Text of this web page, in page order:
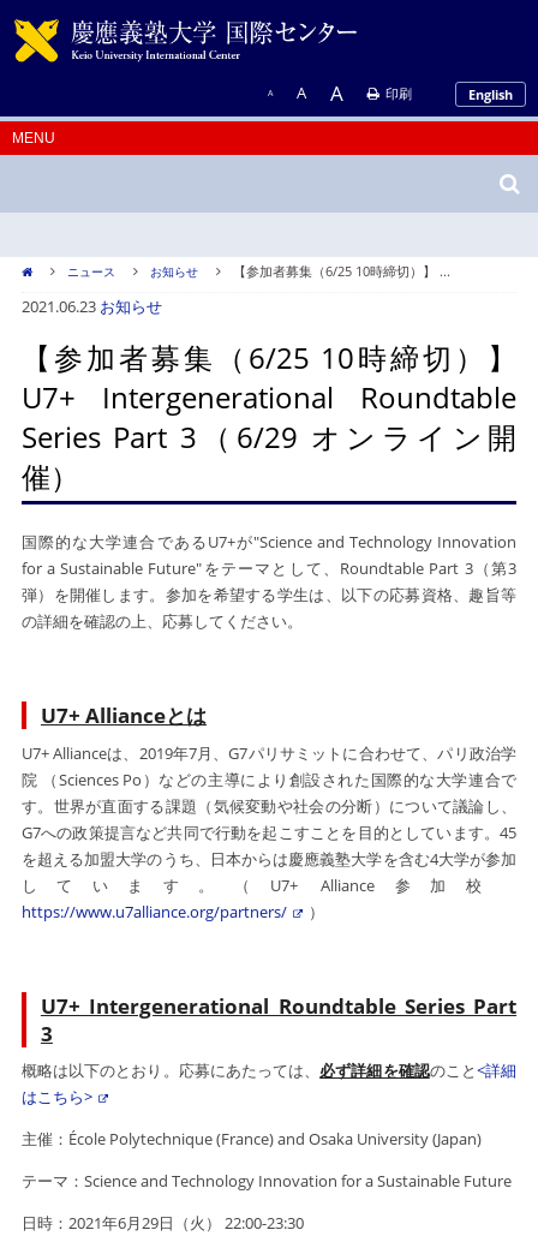
A A A 印刷 English
ニュース お知らせ 【参加者募集（6/25 10時締切）】 ...
2021.06.23 お知らせ
【参加者募集（6/25 10時締切）】
U7+ Intergenerational Roundtable
Series Part 3（6/29 オンライン開
催）
国際的な大学連合であるU7+が"Science and Technology Innovation
for a Sustainable Future"をテーマとして、Roundtable Part 3（第3
弾）を開催します。参加を希望する学生は、以下の応募資格、趣旨等
の詳細を確認の上、応募してください。
U7+ Allianceとは
U7+ Allianceは、2019年7月、G7パリサミットに合わせて、パリ政治学
院 （Sciences Po）などの主導により創設された国際的な大学連合で
す。世界が直面する課題（気候変動や社会の分断）について議論し、
G7への政策提言など共同で行動を起こすことを目的としています。45
を超える加盟大学のうち、日本からは慶應義塾大学を含む4大学が参加
しています。（U7+ Alliance参加校
https://www.u7alliance.org/partners/
）
U7+ Intergenerational Roundtable Series Part
3
概略は以下のとおり。応募にあたっては、 必ず詳細を確認のこと<詳細
はこちら>
主催：École Polytechnique (France) and Osaka University (Japan)
テーマ：Science and Technology Innovation for a Sustainable Future
日時：2021年6月29日（火） 22:00-23:30